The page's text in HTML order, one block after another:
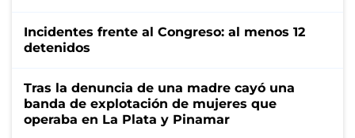
Incidentes frente al Congreso: al menos 12
detenidos
Tras la denuncia de una madre cayó una
banda de explotación de mujeres que
operaba en La Plata y Pinamar